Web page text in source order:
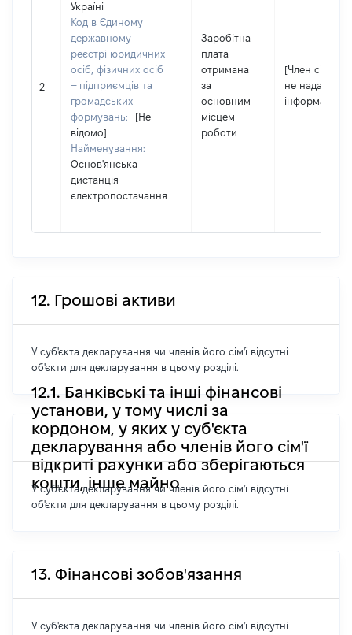
2
Україні
Код в Єдиному
державному
реєстрі юридичних
осіб, фізичних осіб
– підприємців та
громадських
формувань:
[Не
відомо]
Найменування:
Основ'янська
дистанція
єлектропостачання
Заробітна
плата
отримана
за
основним
місцем
роботи
[Член сім'ї
не надав
інформацію]
12. Грошові активи
У суб'єкта декларування чи членів його сім'ї відсутні
об'єкти для декларування в цьому розділі.
12.1. Банківські та інші фінансові
установи, у тому числі за
кордоном, у яких у суб'єкта
декларування або членів його сім'ї
відкриті рахунки або зберігаються
кошти, інше майно
У суб'єкта декларування чи членів його сім'ї відсутні
об'єкти для декларування в цьому розділі.
13. Фінансові зобов'язання
У суб'єкта декларування чи членів його сім'ї відсутні